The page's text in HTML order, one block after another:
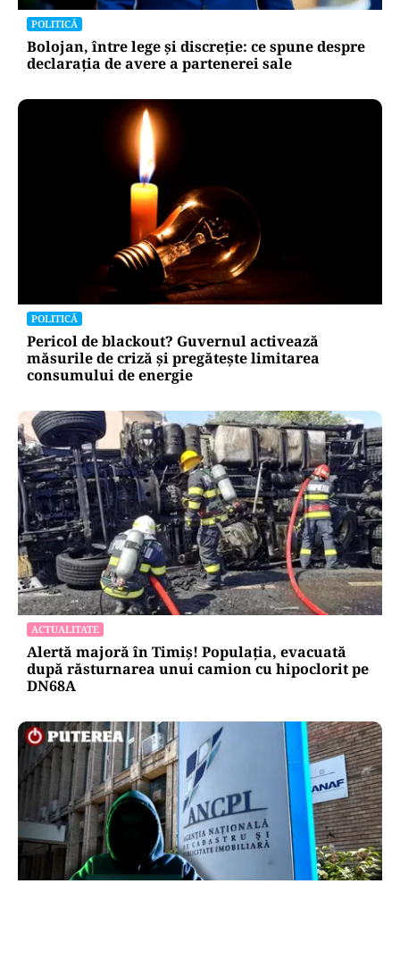
POLITICĂ
Bolojan, între lege și discreție: ce spune despre
declarația de avere a partenerei sale
POLITICĂ
Pericol de blackout? Guvernul activează
măsurile de criză și pregătește limitarea
consumului de energie
ACTUALITATE
Alertă majoră în Timiș! Populația, evacuată
după răsturnarea unui camion cu hipoclorit pe
DN68A